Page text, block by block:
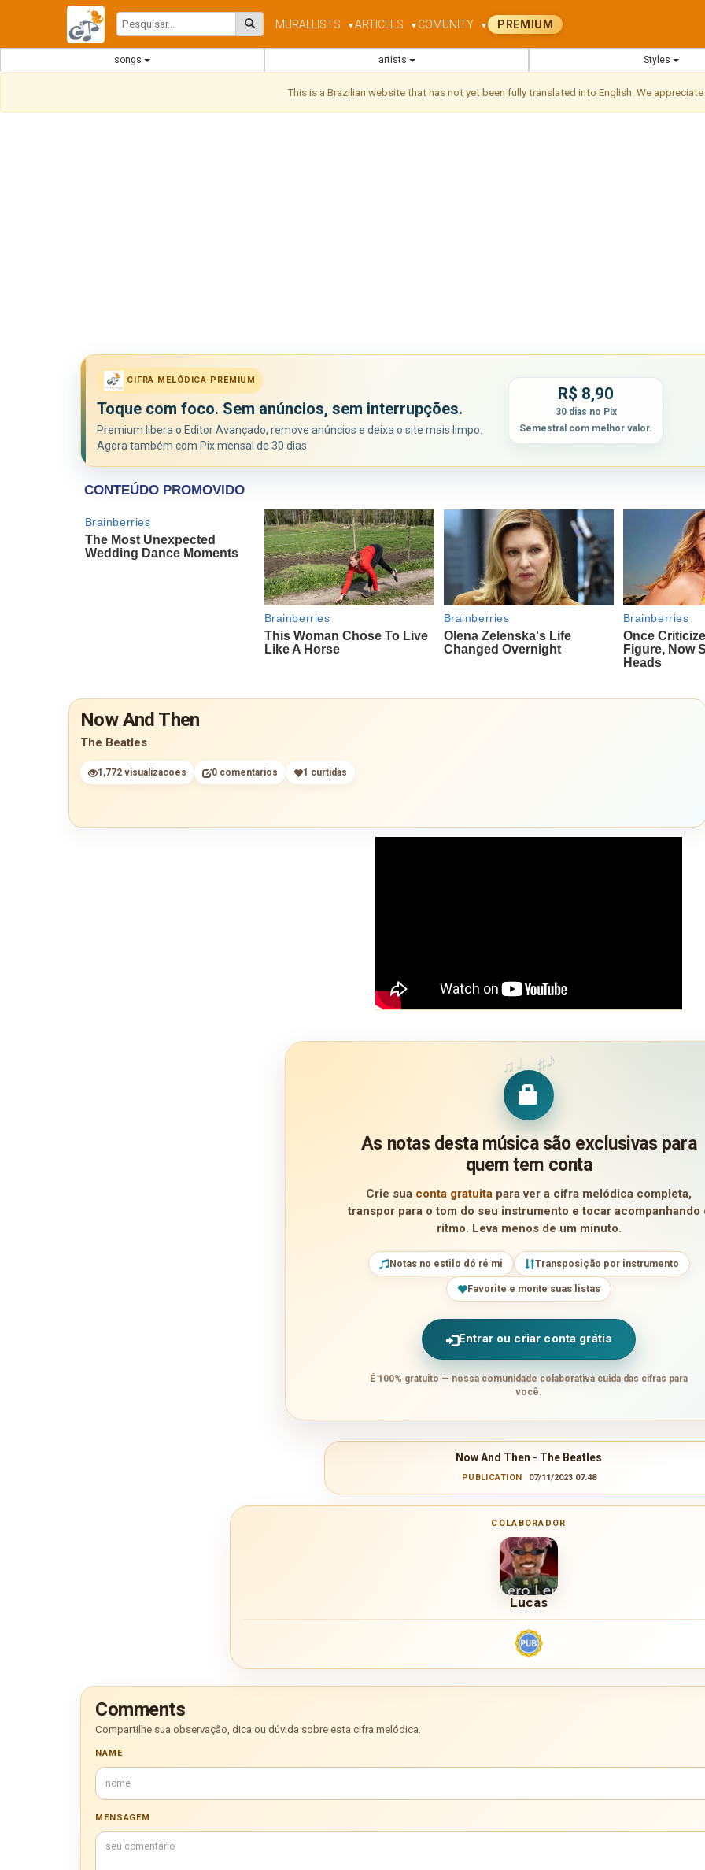
MURAL LISTS ▼ARTICLES ▼ COMUNITY ▼ PREMIUM
songs artists Styles
This is a Brazilian website that has not yet been fully translated into English. We
CIFRA MELÓDICA PREMIUM
Toque com foco. Sem anúncios, sem interrupções.
Premium libera o Editor Avançado, remove anúncios e deixa o site mais limpo.
Agora também com Pix mensal de 30 dias.
R$ 8,90
30 dias no Pix
Semestral com melhor valor.
Now And Then
The Beatles
1,772 visualizacoes 0 comentarios 1 curtidas
♫ ♩ ♯♪
As notas desta música são exclusivas para
quem tem conta
Crie sua conta gratuita para ver a cifra melódica completa,
transpor para o tom do seu instrumento e tocar acompanhando
ritmo. Leva menos de um minuto.
Notas no estilo dó ré mi Transposição por instrumento
Favorite e monte suas listas
Entrar ou criar conta grátis
É 100% gratuito — nossa comunidade colaborativa cuida das cifras para
você.
Now And Then - The Beatles
PUBLICATION 07/11/2023 07:48
COLABORADOR
Lucas
Comments
Compartilhe sua observação, dica ou dúvida sobre esta cifra melódica.
NAME
MENSAGEM